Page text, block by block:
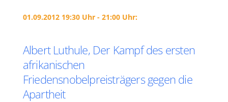
01.09.2012 19:30 Uhr - 21:00 Uhr:
Albert Luthule, Der Kampf des ersten
afrikanischen
Friedensnobelpreisträgers gegen die
Apartheit